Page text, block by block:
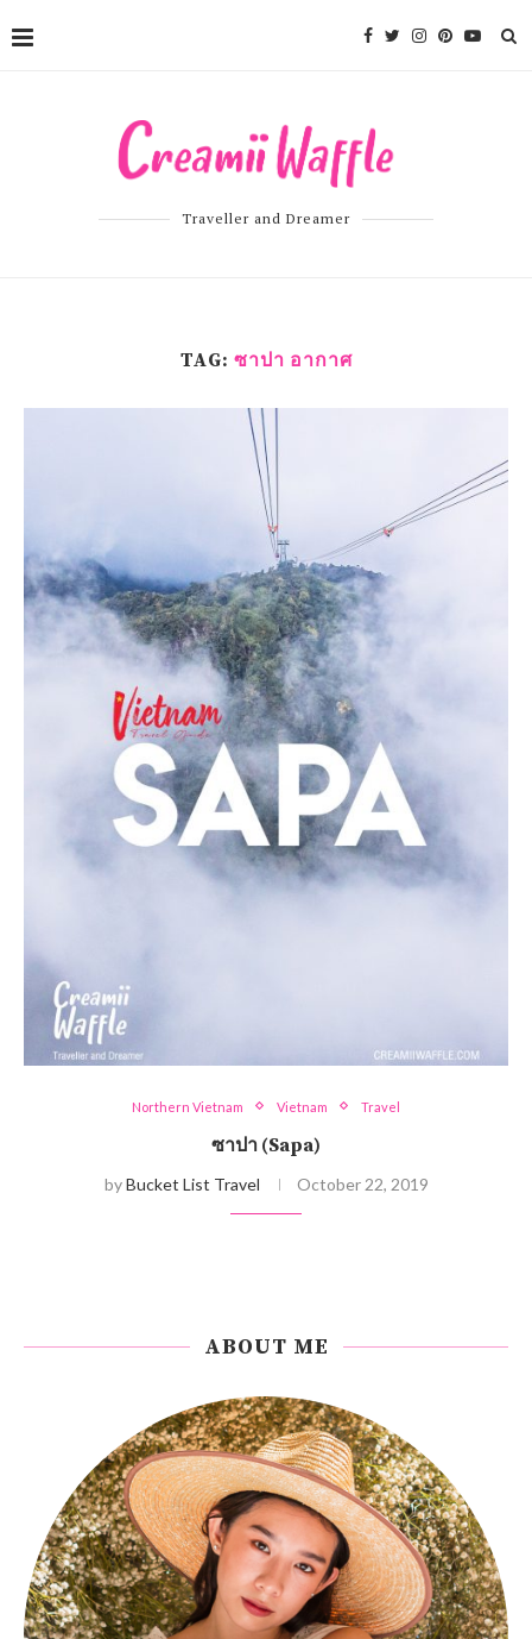
Traveller and Dreamer
TAG: ซาปา อากาศ
Northern Vietnam Vietnam Travel
ซาปา (Sapa)
byBucket List Travel October 22, 2019
ABOUT ME